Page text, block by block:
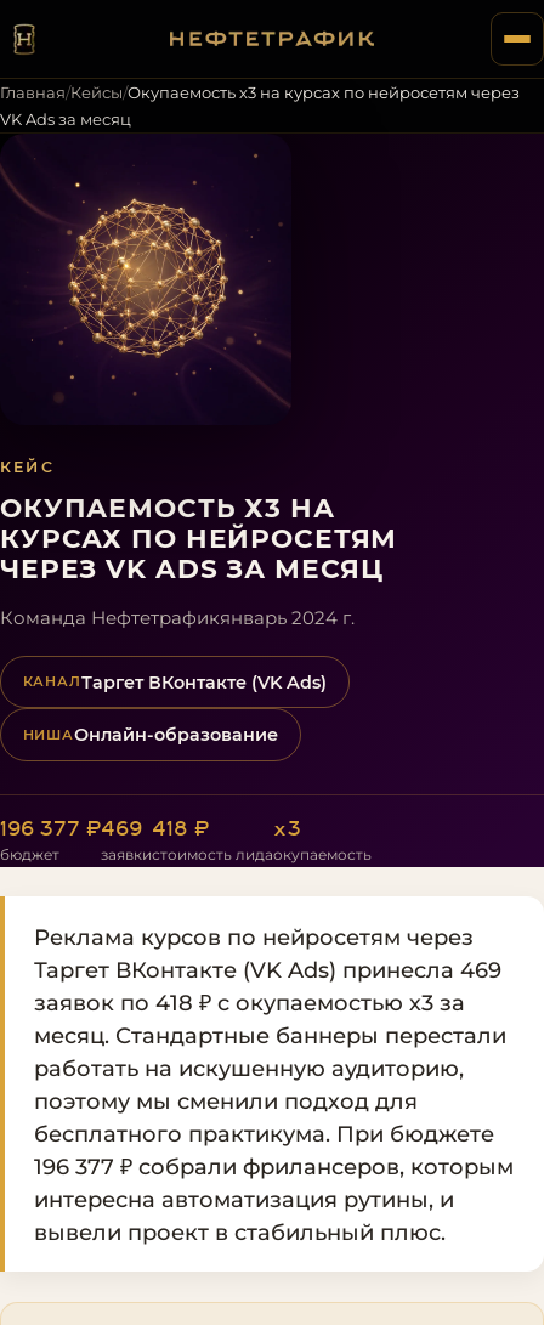
Главная/Кейсы/Окупаемость х3 на курсах по нейросетям через
VK Ads за месяц
КЕЙС
ОКУПАЕМОСТЬ Х3 НА
КУРСАХ ПО НЕЙРОСЕТЯМ
ЧЕРЕЗ VK ADS ЗА МЕСЯЦ
Команда Нефтетрафикянварь 2024 г.
КАНАЛТаргет ВКонтакте (VK Ads)
НИШАОнлайн-образование
196 377 ₽
бюджет
469
заявки
418 ₽
стоимость лида
х3
окупаемость
Реклама курсов по нейросетям через
Таргет ВКонтакте (VK Ads) принесла 469
заявок по 418 ₽ с окупаемостью х3 за
месяц. Стандартные баннеры перестали
работать на искушенную аудиторию,
поэтому мы сменили подход для
бесплатного практикума. При бюджете
196 377 ₽ собрали фрилансеров, которым
интересна автоматизация рутины, и
вывели проект в стабильный плюс.